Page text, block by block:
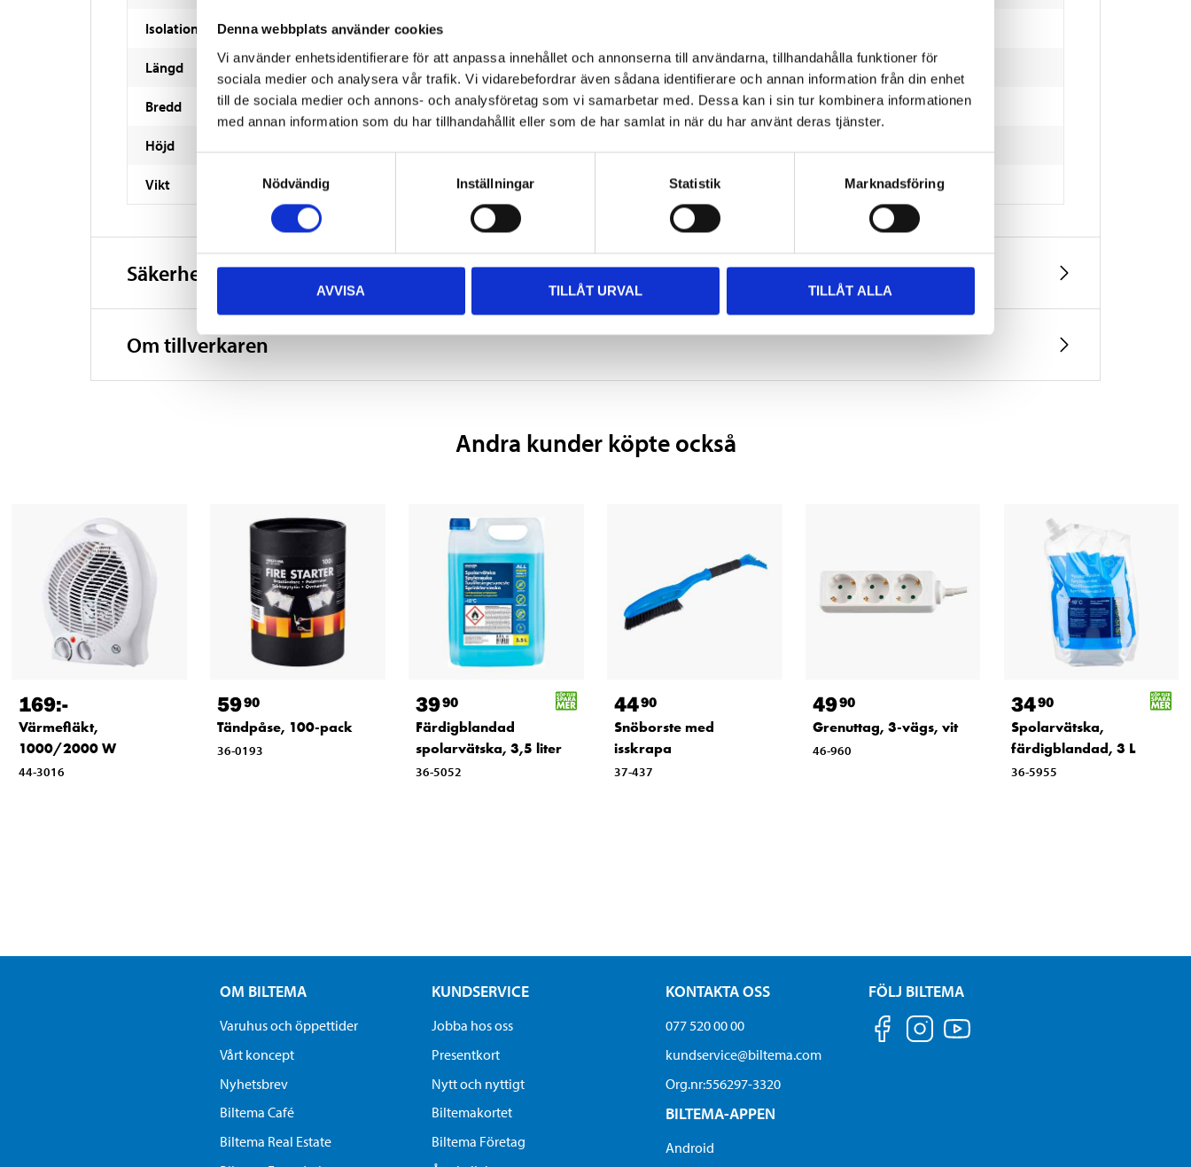
Denna webbplats använder cookies
Vi använder enhetsidentifierare för att anpassa innehållet och annonserna till användarna, tillhandahålla funktioner för
sociala medier och analysera vår trafik. Vi vidarebefordrar även sådana identifierare och annan information från din enhet
till de sociala medier och annons- och analysföretag som vi samarbetar med. Dessa kan i sin tur kombinera informationen
med annan information som du har tillhandahållit eller som de har samlat in när du har använt deras tjänster.
Nödvändig
Inställningar Statistik Marknadsföring
AVVISA TILLÅT URVAL TILLÅT ALLA
Isolationsklass
Längd 525 mm
Bredd 200 mm
Höjd
Vikt
Säkerhetsinformation och övriga dokument
Om tillverkaren
Andra kunder köpte också
169:-
Värmefläkt,
1000/2000 W
44-3016
5990
Tändpåse, 100-pack
36-0193
3990
Färdigblandad
spolarvätska, 3,5 liter
36-5052
4490
Snöborste med
isskrapa
37-437
4990
Grenuttag, 3-vägs, vit
46-960
3490
Spolarvätska,
färdigblandad, 3 L
36-5955
OM BILTEMA
Varuhus och öppettider
Vårt koncept
Nyhetsbrev
Biltema Café
Biltema Real Estate
KUNDSERVICE
Jobba hos oss
Presentkort
Nytt och nyttigt
Biltemakortet
Biltema Företag
KONTAKTA OSS
077 520 00 00
kundservice@biltema.com
Org.nr:556297-3320
BILTEMA-APPEN
Android
FÖLJ BILTEMA